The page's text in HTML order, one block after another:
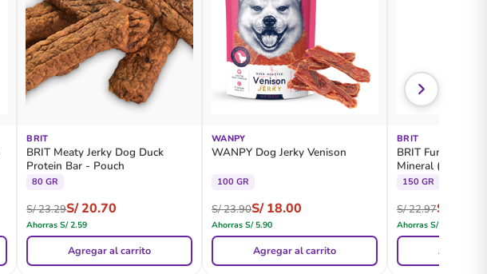
BRIT
BRIT Meaty Jerky Dog Duck
Protein Bar - Pouch
80 GR
S/23.29S/20.70
AhorrasS/2.59
Agregar al carrito
WANPY
WANPY Dog Jerky Venison
100 GR
S/23.90S/18.00
AhorrasS/5.90
Agregar al carrito
BRIT
BRIT Functional
Mineral (Ham
Cachorros -
150 GR
S/22.97S/
Ahorras S/2.17
Agregar